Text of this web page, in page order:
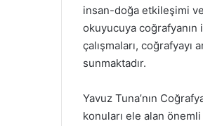
insan-doğa etkileşimi
okuyucuya coğrafyanın
çalışmaları,
sunmaktadır.
Yavuz Tuna’nın
konuları ele alan